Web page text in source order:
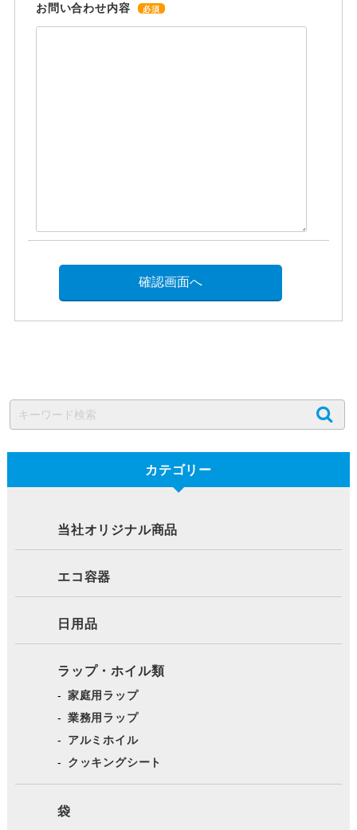
お問い合わせ内容 必須
カテゴリー
当社オリジナル商品
エコ容器
日用品
ラップ・ホイル類
家庭用ラップ
業務用ラップ
アルミホイル
クッキングシート
袋